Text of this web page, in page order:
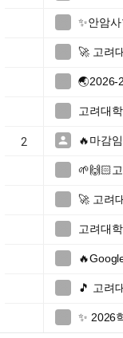
✨안암
🚀 고려
🌏2026-
고려대
2  🔥마감
🌱🙌🏻
🚀 고려
고려대
🎵 고려
✨ 2026